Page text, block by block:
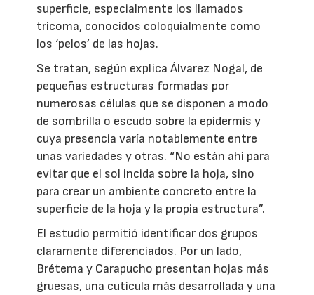
superficie, especialmente los llamados
tricoma, conocidos coloquialmente como
los ‘pelos’ de las hojas.
Se tratan, según explica Álvarez Nogal, de
pequeñas estructuras formadas por
numerosas células que se disponen a modo
de sombrilla o escudo sobre la epidermis y
cuya presencia varía notablemente entre
unas variedades y otras. “No están ahí para
evitar que el sol incida sobre la hoja, sino
para crear un ambiente concreto entre la
superficie de la hoja y la propia estructura”.
El estudio permitió identificar dos grupos
claramente diferenciados. Por un lado,
Brétema y Carapucho presentan hojas más
gruesas, una cutícula más desarrollada y una